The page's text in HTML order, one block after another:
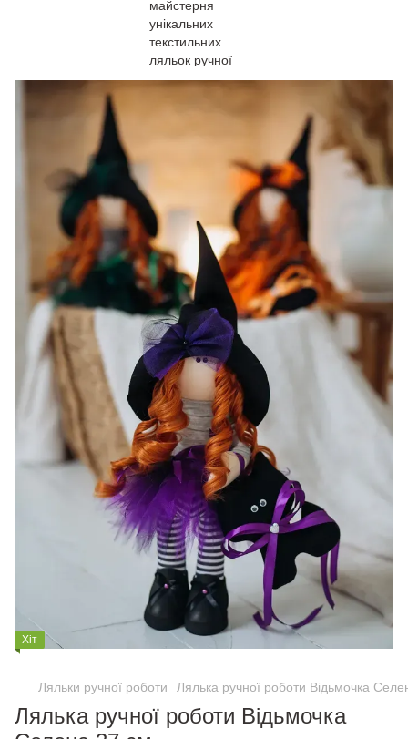
Хіт
Ляльки ручної роботи Лялька ручної роботи Відьмочка
Лялька ручної роботи Відьмочка